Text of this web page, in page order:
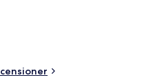
av våra resenärer.